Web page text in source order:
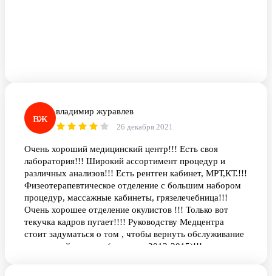
вж владимир журавлев
26 декабря 2021
Очень хороший медицинский центр!!! Есть своя
лаборатория!!! Широкий ассортимент процедур и
различных анализов!!! Есть рентген кабинет, МРТ,КТ.!!!
Физеотерапевтическое отделение с большим набором
процедур, массажные кабинеты, грязелечебница!!!
Очень хорошее отделение окулистов !!! Только вот
текучка кадров пугает!!!! Руководству Медцентра
стоит задуматься о том , чтобы вернуть обслуживание
на прежний уровень ( года так 2012-2015)!!!